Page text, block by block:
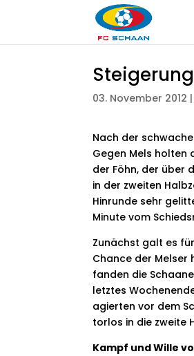
03. November 2012
Nach der
Gegen Mels holten
der Föhn, der über
in der zweiten
Hinrunde sehr
Minute vom
Zunächst galt es
Chance der Melser
fanden die
letztes
agierten vor dem
torlos in die zweite
Kampf und Wille